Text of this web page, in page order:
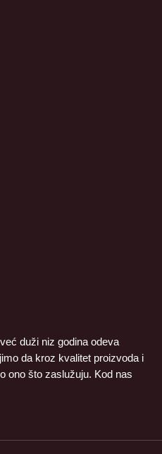
duži niz godina odeva
da kroz kvalitet proizvoda i
ono što zaslužuju. Kod nas